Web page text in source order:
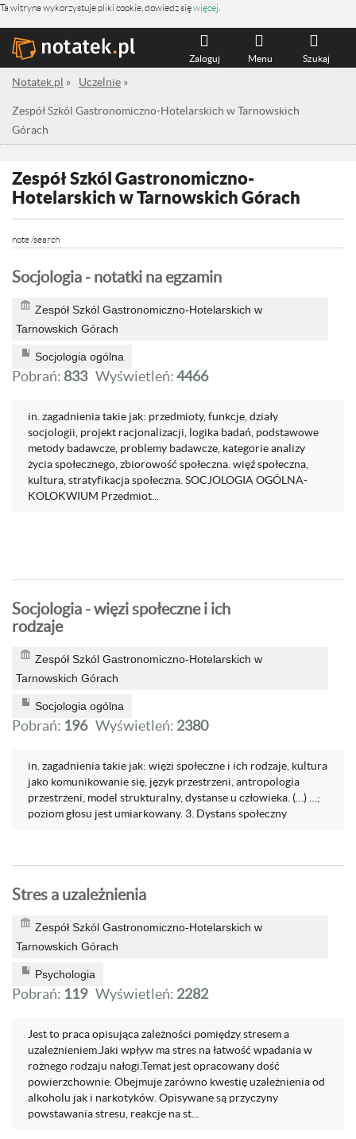
Ta witryna wykorzystuje pliki cookie, dowiedz sięwięcej
Szukaj
Menu
Zaloguj
Notatek.pl » Uczelnie »
Zespół Szkól Gastronomiczno-Hotelarskich w Tarnowskich
Górach
Zespół Szkól Gastronomiczno-
Hotelarskich w Tarnowskich Górach
note /search
Socjologia - notatki na egzamin
Zespół Szkól Gastronomiczno-Hotelarskich w
Tarnowskich Górach
Socjologia ogólna
Pobrań: 833 Wyświetleń:4466
in. zagadnienia takie jak: przedmioty, funkcje, działy
socjologii, projekt racjonalizacji, logika badań, podstawowe
metody badawcze, problemy badawcze, kategorie analizy
życia społecznego, zbiorowość społeczna. więź społeczna,
kultura, stratyfikacja społeczna. SOCJOLOGIA OGÓLNA-
KOLOKWIUM Przedmiot...
Socjologia - więzi społeczne i ich
rodzaje
Zespół Szkól Gastronomiczno-Hotelarskich w
Tarnowskich Górach
Socjologia ogólna
Pobrań: 196 Wyświetleń: 2380
in. zagadnienia takie jak: więzi społeczne i ich rodzaje, kultura
jako komunikowanie się, język przestrzeni, antropologia
przestrzeni, model strukturalny, dystanse u człowieka. (…) …;
poziom głosu jest umiarkowany. 3. Dystans społeczny
Stres a uzależnienia
Zespół Szkól Gastronomiczno-Hotelarskich w
Tarnowskich Górach
Psychologia
Pobrań: 119 Wyświetleń: 2282
Jest to praca opisująca zależności pomiędzy stresem a
uzależnieniem.Jaki wpływ ma stres na łatwość wpadania w
rożnego rodzaju nałogi.Temat jest opracowany dość
powierzchownie. Obejmuje zarówno kwestię uzależnienia od
alkoholu jak i narkotyków. Opisywane są przyczyny
powstawania stresu, reakcje na st...